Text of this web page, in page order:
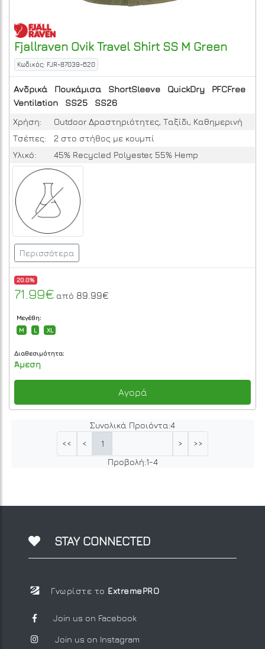
Fjallraven Ovik Travel Shirt SS M Green
Κωδικός: FJR-87039-620
Ανδρικά Πουκάμισα ShortSleeve QuickDry
PFCFree
Ventilation
SS25
SS26
Χρήση:
Outdoor Δραστηριότητες, Ταξίδι, Καθημερινή
Τσέπες:
2 στο στήθος με κουμπί
Υλικό:
45% Recycled Polyester, 55% Hemp
Περισσότερα
20.0%
71.99€ από 89.99€
Μεγέθη:
M
L XL
Διαθεσιμότητα:
Άμεση
Αγορά
Συνολικά Προιόντα:4
<<
< 1 >
>>
Προβολή:1-4
STAY CONNECTED
Γνωρίστε το ExtremePRO
Join us on Facebook
Join us on Instagram